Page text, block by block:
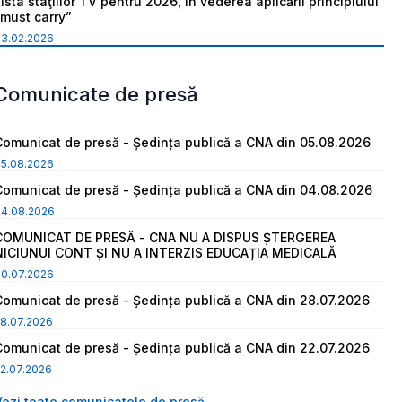
carry”
de presă
de presă - Ședința publică a CNA din 05.08.2026
de presă - Ședința publică a CNA din 04.08.2026
DE PRESĂ - CNA NU A DISPUS ȘTERGEREA
CONT ȘI NU A INTERZIS EDUCAȚIA MEDICALĂ
de presă - Ședința publică a CNA din 28.07.2026
de presă - Ședința publică a CNA din 22.07.2026